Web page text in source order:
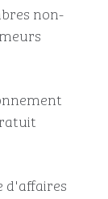
non-
d'affaires